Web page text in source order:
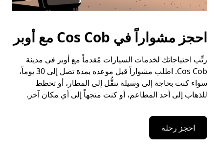
احجز مشواراً في Cos Cob مع أوبر
رتِّب احتياجاتك لخدمات السيارات مُقدماً مع أوبر في مدينة
Cos Cob. اطلب مشواراً قبل موعده بمدة تصل إلى 30 يوماً،
سواء كنت بحاجة إلى وسيلة تنقُّل إلى المطار، أو تخطط
للذهاب إلى أحد المطاعم، أو كنت متجهاً إلى أي مكان آخر.
احجز رحلة